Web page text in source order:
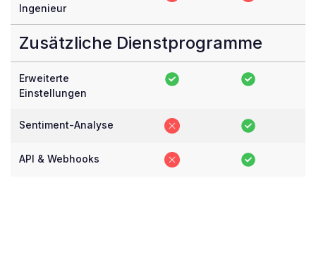
Ingenieur
Zusätzliche Dienstprogramme
Erweiterte
Einstellungen
Sentiment-Analyse
API & Webhooks